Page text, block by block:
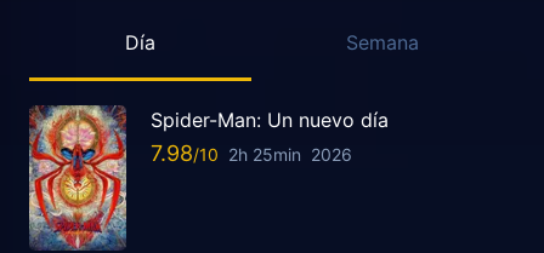
Día Semana
Spider-Man: Un nuevo día
7.98 2h 25min 2026